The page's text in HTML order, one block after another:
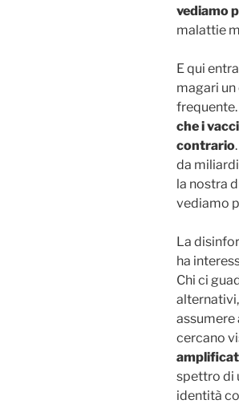
vediamo
malattie
E qui
magari
che i
contrario
da
la nostra
vediamo
La
ha
Chi ci
assumere
cercano
spettro di
identità